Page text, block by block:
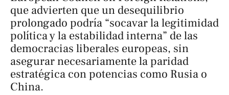
que advierten que un desequilibrio
prolongado podría “socavar la legitimidad
política y la estabilidad interna” de las
democracias liberales europeas, sin
asegurar necesariamente la paridad
estratégica con potencias como Rusia o
China.